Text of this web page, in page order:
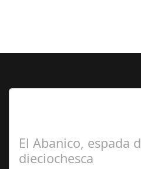
El Abanico, espada
dieciochesca